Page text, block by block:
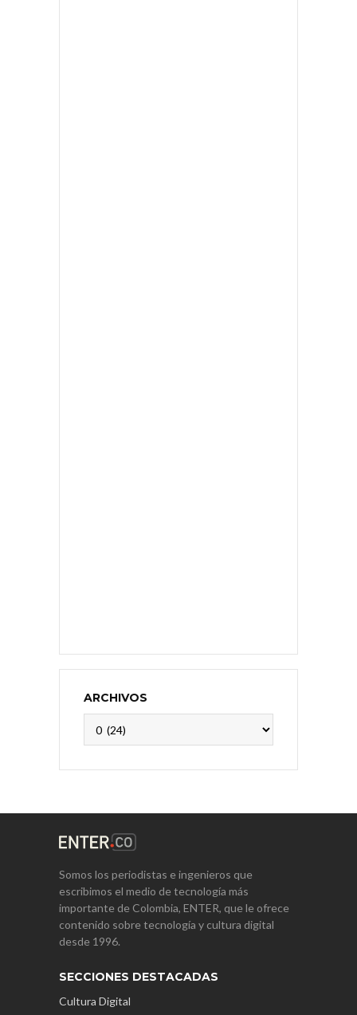
ARCHIVOS
Somos los periodistas e ingenieros que
escribimos el medio de tecnología más
importante de Colombia, ENTER, que le ofrece
contenido sobre tecnología y cultura digital
desde 1996.
SECCIONES DESTACADAS
Cultura Digital